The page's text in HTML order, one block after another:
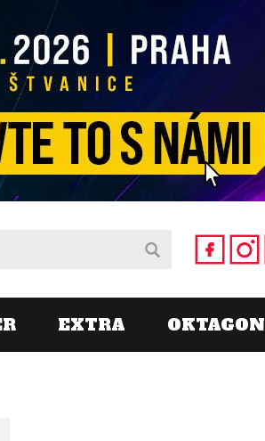
EXTRA OKTAGON